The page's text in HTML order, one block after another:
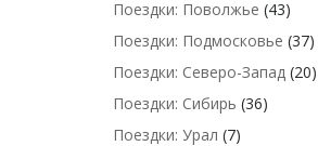
Поездки: Поволжье (43)
Поездки: Подмосковье (37)
Поездки: Северо-Запад (20)
Поездки: Сибирь (36)
Поездки: Урал (7)